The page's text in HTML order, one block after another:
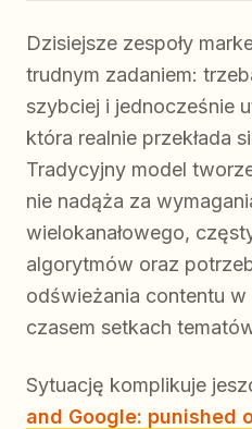
Dzisiejsze zespoły
trudnym zadaniem:
szybciej i jednocześnie
która realnie przekłada
Tradycyjny model
nie nadąża za
wielokanałowego,
algorytmów oraz
odświeżania contentu w
czasem setkach
Sytuację komplikuje
and Google: punished